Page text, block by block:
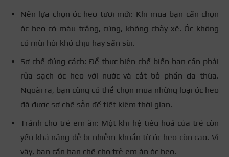
Nên lựa chọn óc heo tươi mới: Khi mua bạn cần chọn
óc heo có màu trắng, cứng, không chảy xệ. Óc không
có mùi hôi khó chịu hay sần sùi.
Sơ chế đúng cách: Để thực hiện chế biến bạn cần phải
rửa sạch óc heo với nước và cắt bỏ phần da thừa.
Ngoài ra, bạn cũng có thể chọn mua những loại óc heo
đã được sơ chế sẵn để tiết kiệm thời gian.
Tránh cho trẻ em ăn: Một khi hệ tiêu hoá của trẻ còn
yếu khả năng dễ bị nhiễm khuẩn từ óc heo còn cao. Vì
vậy, bạn cần hạn chế cho trẻ em ăn óc heo.